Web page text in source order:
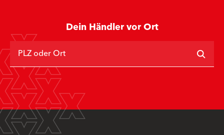
Dein Händler vor Ort
PLZ oder Ort